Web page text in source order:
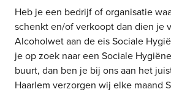
Heb je een bedrijf of organisatie
schenkt en/of verkoopt dan dien je
Alcoholwet aan de eis Sociale
je op zoek naar een Sociale
buurt, dan ben je bij ons aan het
Haarlem verzorgen wij elke maand